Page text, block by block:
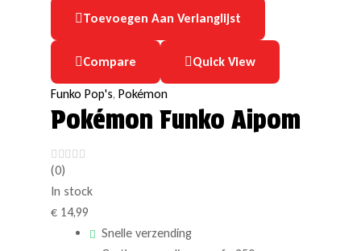
Toevoegen Aan Verlanglijst
Compare Quick View
Funko Pop's, Pokémon
Pokémon Funko Aipom
(0)
In stock
€ 14,99
Snelle verzending